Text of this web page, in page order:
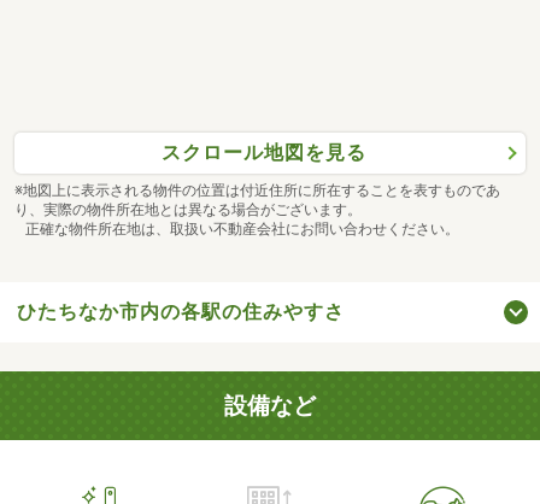
スクロール地図を見る
※地図上に表示される物件の位置は付近住所に所在することを表すものであ
り、実際の物件所在地とは異なる場合がございます。
正確な物件所在地は、取扱い不動産会社にお問い合わせください。
ひたちなか市内の各駅の住みやすさ
設備など